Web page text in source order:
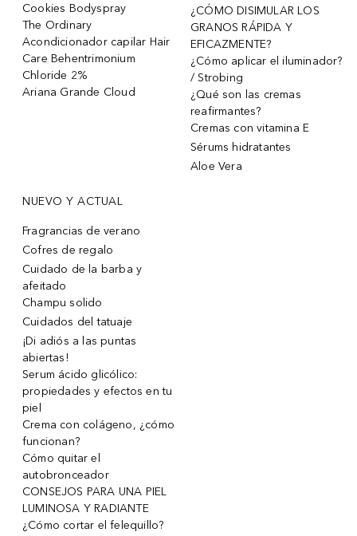
Cookies Bodyspray
The Ordinary
Acondicionador capilar Hair
Care Behentrimonium
Chloride 2%
Ariana Grande Cloud
¿CÓMO DISIMULAR LOS
GRANOS RÁPIDA Y
EFICAZMENTE?
¿Cómo aplicar el iluminador?
/ Strobing
¿Qué son las cremas
reafirmantes?
Cremas con vitamina E
Sérums hidratantes
Aloe Vera
NUEVO Y ACTUAL
Fragrancias de verano
Cofres de regalo
Cuidado de la barba y
afeitado
Champu solido
Cuidados del tatuaje
¡Di adiós a las puntas
abiertas!
Serum ácido glicólico:
propiedades y efectos en tu
piel
Crema con colágeno, ¿cómo
funcionan?
Cómo quitar el
autobronceador
CONSEJOS PARA UNA PIEL
LUMINOSA Y RADIANTE
¿Cómo cortar el felequillo?